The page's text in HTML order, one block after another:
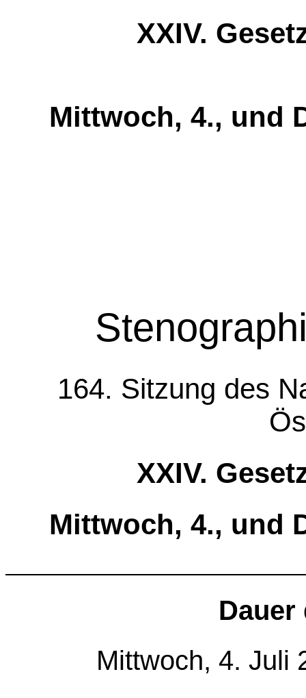
XXIV.
Mittwoch, 4., und
164. Sitzung des
XXIV.
Mittwoch, 4., und
Dauer
Mittwoch, 4. Juli